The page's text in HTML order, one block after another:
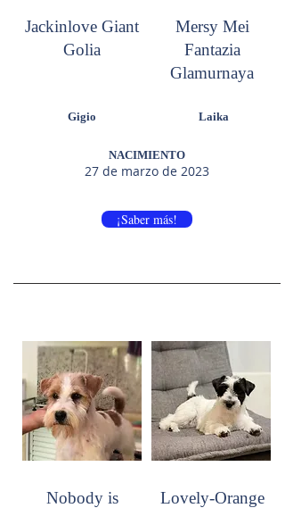
Jackinlove Giant
Golia
Mersy Mei
Fantazia
Glamurnaya
Gigio Laika
NACIMIENTO
27 de marzo de 2023
¡Saber más!
Nobody is
Lovely-Orange